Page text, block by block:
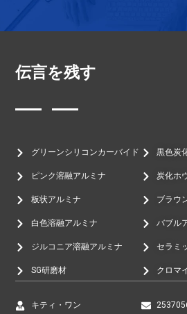
伝言を残す
グリーンシリコンカーバイド
ピンク溶融アルミナ
板状アルミナ
白色溶融アルミナ
ジルコニア溶融アルミナ
SG研磨材
黒色炭
炭化ホ
ブラウ
バブル
セラミ
クロマ
キティ・ワン